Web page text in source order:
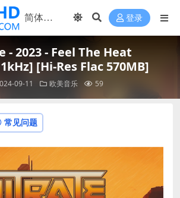
登录
- 2023 - Feel The Heat
[Hi-Res Flac 570MB]
09-11 欧美音乐 59
常见问题